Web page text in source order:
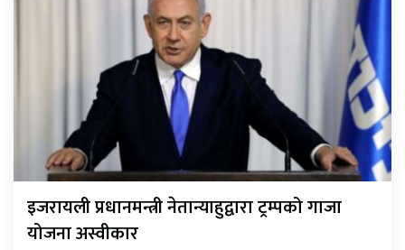
इजरायली प्रधानमन्त्री नेतान्याहुद्वारा ट्रम्पको गाजा
योजना अस्वीकार